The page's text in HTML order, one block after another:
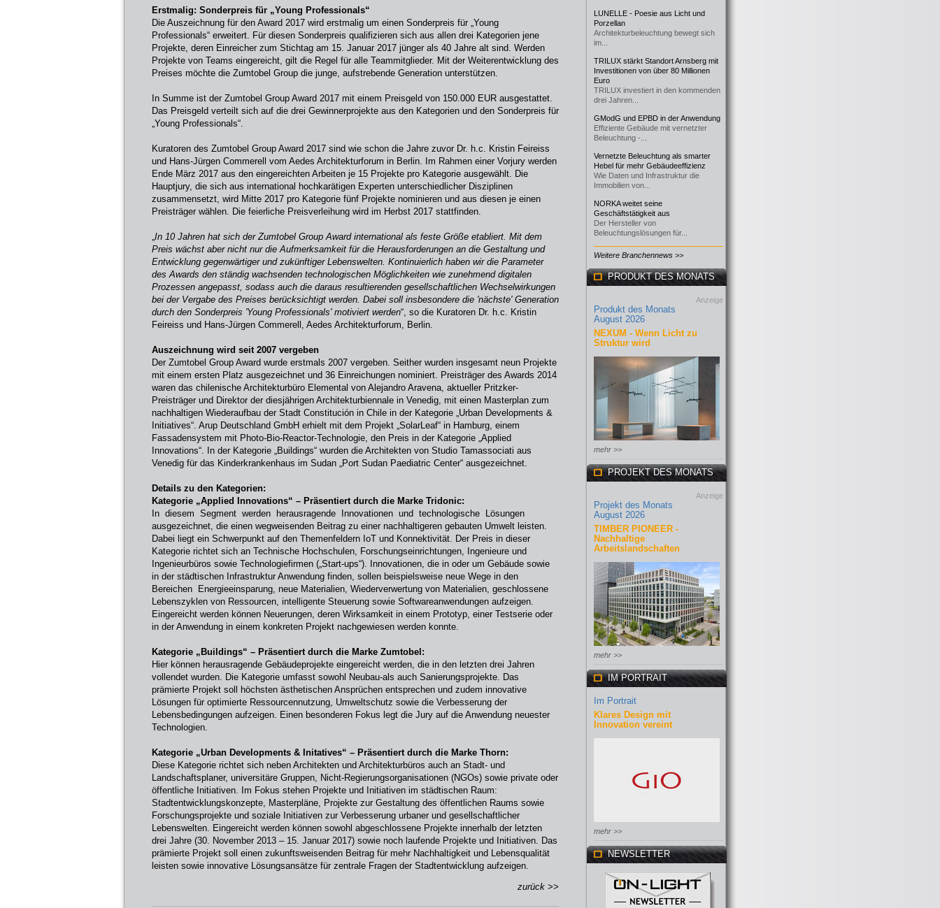
Erstmalig: Sonderpreis für „Young Professionals“
Die Auszeichnung für den Award 2017 wird erstmalig um einen Sonderpreis für „Young
Professionals“ erweitert. Für diesen Sonderpreis qualifizieren sich aus allen drei Kategorien jene
Projekte, deren Einreicher zum Stichtag am 15. Januar 2017 jünger als 40 Jahre alt sind. Werden
Projekte von Teams eingereicht, gilt die Regel für alle Teammitglieder. Mit der Weiterentwicklung des
Preises möchte die Zumtobel Group die junge, aufstrebende Generation unterstützen.
In Summe ist der Zumtobel Group Award 2017 mit einem Preisgeld von 150.000 EUR ausgestattet.
Das Preisgeld verteilt sich auf die drei Gewinnerprojekte aus den Kategorien und den Sonderpreis für
„Young Professionals“.
Kuratoren des Zumtobel Group Award 2017 sind wie schon die Jahre zuvor Dr. h.c. Kristin Feireiss
und Hans-Jürgen Commerell vom Aedes Architekturforum in Berlin. Im Rahmen einer Vorjury werden
Ende März 2017 aus den eingereichten Arbeiten je 15 Projekte pro Kategorie ausgewählt. Die
Hauptjury, die sich aus international hochkarätigen Experten unterschiedlicher Disziplinen
zusammensetzt, wird Mitte 2017 pro Kategorie fünf Projekte nominieren und aus diesen je einen
Preisträger wählen. Die feierliche Preisverleihung wird im Herbst 2017 stattfinden.
„In 10 Jahren hat sich der Zumtobel Group Award international als feste Größe etabliert. Mit dem
Preis wächst aber nicht nur die Aufmerksamkeit für die Herausforderungen an die Gestaltung und
Entwicklung gegenwärtiger und zukünftiger Lebenswelten. Kontinuierlich haben wir die Parameter
des Awards den ständig wachsenden technologischen Möglichkeiten wie zunehmend digitalen
Prozessen angepasst, sodass auch die daraus resultierenden gesellschaftlichen Wechselwirkungen
bei der Vergabe des Preises berücksichtigt werden. Dabei soll insbesondere die 'nächste' Generation
durch den Sonderpreis 'Young Professionals' motiviert werden“, so die Kuratoren Dr. h.c. Kristin
Feireiss und Hans-Jürgen Commerell, Aedes Architekturforum, Berlin.
Auszeichnung wird seit 2007 vergeben
Der Zumtobel Group Award wurde erstmals 2007 vergeben. Seither wurden insgesamt neun Projekte
mit einem ersten Platz ausgezeichnet und 36 Einreichungen nominiert. Preisträger des Awards 2014
waren das chilenische Architekturbüro Elemental von Alejandro Aravena, aktueller Pritzker-
Preisträger und Direktor der diesjährigen Architekturbiennale in Venedig, mit einen Masterplan zum
nachhaltigen Wiederaufbau der Stadt Constitución in Chile in der Kategorie „Urban Developments &
Initiatives“. Arup Deutschland GmbH erhielt mit dem Projekt „SolarLeaf“ in Hamburg, einem
Fassadensystem mit Photo-Bio-Reactor-Technologie, den Preis in der Kategorie „Applied
Innovations“. In der Kategorie „Buildings“ wurden die Architekten von Studio Tamassociati aus
Venedig für das Kinderkrankenhaus im Sudan „Port Sudan Paediatric Center“ ausgezeichnet.
Details zu den Kategorien:
Kategorie „Applied Innovations“ – Präsentiert durch die Marke Tridonic:
In diesem Segment werden herausragende Innovationen und technologische Lösungen
ausgezeichnet, die einen wegweisenden Beitrag zu einer nachhaltigeren gebauten Umwelt leisten.
Dabei liegt ein Schwerpunkt auf den Themenfeldern IoT und Konnektivität. Der Preis in dieser
Kategorie richtet sich an Technische Hochschulen, Forschungseinrichtungen, Ingenieure und
Ingenieurbüros sowie Technologiefirmen („Start-ups“). Innovationen, die in oder um Gebäude sowie
in der städtischen Infrastruktur Anwendung finden, sollen beispielsweise neue Wege in den
Bereichen Energieeinsparung, neue Materialien, Wiederverwertung von Materialien, geschlossene
Lebenszyklen von Ressourcen, intelligente Steuerung sowie Softwareanwendungen aufzeigen.
Eingereicht werden können Neuerungen, deren Wirksamkeit in einem Prototyp, einer Testserie oder
in der Anwendung in einem konkreten Projekt nachgewiesen werden konnte.
Kategorie „Buildings“ – Präsentiert durch die Marke Zumtobel:
Hier können herausragende Gebäudeprojekte eingereicht werden, die in den letzten drei Jahren
vollendet wurden. Die Kategorie umfasst sowohl Neubau-als auch Sanierungsprojekte. Das
prämierte Projekt soll höchsten ästhetischen Ansprüchen entsprechen und zudem innovative
Lösungen für optimierte Ressourcennutzung, Umweltschutz sowie die Verbesserung der
Lebensbedingungen aufzeigen. Einen besonderen Fokus legt die Jury auf die Anwendung neuester
Technologien.
Kategorie „Urban Developments & Initatives“ – Präsentiert durch die Marke Thorn:
Diese Kategorie richtet sich neben Architekten und Architekturbüros auch an Stadt- und
Landschaftsplaner, universitäre Gruppen, Nicht-Regierungsorganisationen (NGOs) sowie private oder
öffentliche Initiativen. Im Fokus stehen Projekte und Initiativen im städtischen Raum:
Stadtentwicklungskonzepte, Masterpläne, Projekte zur Gestaltung des öffentlichen Raums sowie
Forschungsprojekte und soziale Initiativen zur Verbesserung urbaner und gesellschaftlicher
Lebenswelten. Eingereicht werden können sowohl abgeschlossene Projekte innerhalb der letzten
drei Jahre (30. November 2013 – 15. Januar 2017) sowie noch laufende Projekte und Initiativen. Das
prämierte Projekt soll einen zukunftsweisenden Beitrag für mehr Nachhaltigkeit und Lebensqualität
leisten sowie innovative Lösungsansätze für zentrale Fragen der Stadtentwicklung aufzeigen.
zurück >>
LUNELLE - Poesie aus Licht und
Porzellan
Architekturbeleuchtung bewegt sich
im...
TRILUX stärkt Standort Arnsberg mit
Investitionen von über 80 Millionen
Euro
TRILUX investiert in den kommenden
drei Jahren...
GModG und EPBD in der Anwendung
Effiziente Gebäude mit vernetzter
Beleuchtung -...
Vernetzte Beleuchtung als smarter
Hebel für mehr Gebäudeeffizienz
Wie Daten und Infrastruktur die
Immobilien von...
NORKA weitet seine
Geschäftstätigkeit aus
Der Hersteller von
Beleuchtungslösungen für...
Weitere Branchennews >>
PRODUKT DES MONATS
Anzeige
Produkt des Monats
August 2026
NEXUM - Wenn Licht zu
Struktur wird
mehr >>
PROJEKT DES MONATS
Anzeige
Projekt des Monats
August 2026
TIMBER PIONEER -
Nachhaltige
Arbeitslandschaften
mehr >>
IM PORTRAIT
Im Portrait
Klares Design mit
Innovation vereint
mehr >>
NEWSLETTER